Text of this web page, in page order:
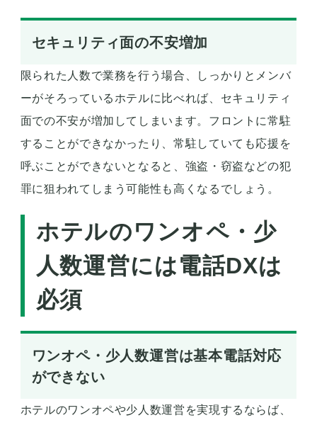
セキュリティ面の不安増加
限られた人数で業務を行う場合、しっかりとメンバ
ーがそろっているホテルに比べれば、セキュリティ
面での不安が増加してしまいます。フロントに常駐
することができなかったり、常駐していても応援を
呼ぶことができないとなると、強盗・窃盗などの犯
罪に狙われてしまう可能性も高くなるでしょう。
ホテルのワンオペ・少
人数運営には電話DXは
必須
ワンオペ・少人数運営は基本電話対応
ができない
ホテルのワンオペや少人数運営を実現するならば、